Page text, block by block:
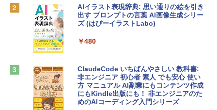
￥119,800
ンケース Dell NEC Lavie ASUS HP dyna
￥2,952
Apple 2026 MacBook Air M5チップ搭載
13インチノートブック：AIとApple Intell
Robloxギフトカード - 1000 Robux 【限
定バーチャルアイテムを含む】 【オンラ
ラインコード版
Microsoft Office Home & Business 202
4(最新 永続版)|オンラインコード版|Wind
ows11、10/mac対応|PC2台
AIイラスト表現辞典: 思い通りの絵を引き
出す プロンプトの言葉 AI画像生成シリー
ズ (はぴーイラストLabo)
￥480
ClaudeCode いちばんやさしい 教科書:
非エンジニア 初心者 素人 でも安心 使い
方 マニュアル AI副業にもコンテンツ作成
にもKindle出版にも！ 非エンジニアのた
めのAIコーディング入門シリーズ